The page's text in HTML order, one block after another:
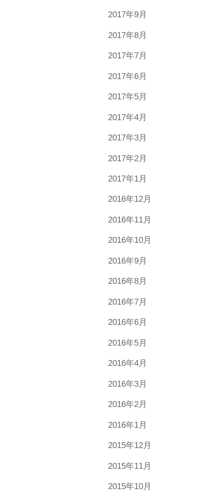
2017年9月
2017年8月
2017年7月
2017年6月
2017年5月
2017年4月
2017年3月
2017年2月
2017年1月
2016年12月
2016年11月
2016年10月
2016年9月
2016年8月
2016年7月
2016年6月
2016年5月
2016年4月
2016年3月
2016年2月
2016年1月
2015年12月
2015年11月
2015年10月